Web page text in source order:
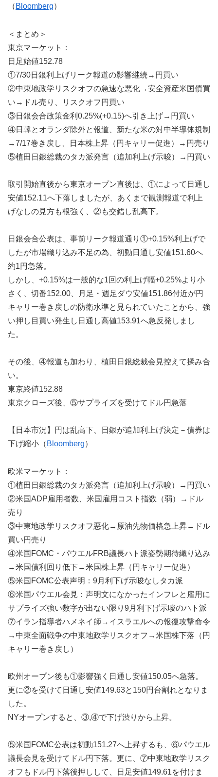
（ Bloomberg）
＜まとめ＞
東京マーケット：
日足始値152.78
①7/30日銀利上げリーク報道の影響継続→円買い
②中東地政学リスクオフの急速な悪化→安全資産米国債買
い→ドル売り、リスクオフ円買い
③日銀会合政策金利0.25%(+0.15)へ引き上げ→円買い
④日韓とオランダ除外と報道、新たな米の対中半導体規制
→7/17巻き戻し、日本株上昇（円キャリー促進）→円売り
⑤植田日銀総裁のタカ派発言（追加利上げ示唆）→円買い
取引開始直後から東京オープン直後は、①によって日通し
安値152.11へ下落しましたが、あくまで観測報道で利上
げなしの見方も根強く、②も交錯し乱高下。
日銀会合公表は、事前リーク報道通り①+0.15%利上げで
したが市場織り込み不足の為、初動日通し安値151.60へ
約1円急落。
しかし、+0.15%は一般的な1回の利上げ幅+0.25%より小
さく、切番152.00、月足・週足ダウ安値151.86付近が円
キャリー巻き戻しの防衛水準と見られていたことから、強
い押し目買い発生し日通し高値153.91へ急反発しまし
た。
その後、④報道も加わり、植田日銀総裁会見控えて揉み合
い。
東京終値152.88
東京クローズ後、⑤サプライズを受けてドル円急落
【日本市況】円は乱高下、日銀が追加利上げ決定－債券は
下げ縮小（ Bloomberg）
欧米マーケット：
①植田日銀総裁のタカ派発言（追加利上げ示唆）→円買い
②米国ADP雇用者数、米国雇用コスト指数（弱）→ドル
売り
③中東地政学リスクオフ悪化→原油先物価格急上昇→ドル
買い円売り
④米国FOMC・パウエルFRB議長ハト派姿勢期待織り込み
→米国債利回り低下→米国株上昇（円キャリー促進）
⑤米国FOMC公表声明：9月利下げ示唆なしタカ派
⑥米国パウエル会見：声明文になかったインフレと雇用に
サプライズ強い数字が出ない限り9月利下げ示唆のハト派
⑦イラン指導者ハメネイ師→イスラエルへの報復攻撃命令
→中東全面戦争の中東地政学リスクオフ→米国株下落（円
キャリー巻き戻し）
欧州オープン後も①影響強く日通し安値150.05へ急落。
更に②を受けて日通し安値149.63と150円台割れとなりま
した。
NYオープンすると、③,④で下げ渋りから上昇。
⑤米国FOMC公表は初動151.27へ上昇するも、⑥パウエル
議長会見を受けてドル円下落。更に、⑦中東地政学リスク
オフもドル円下落後押しして、日足安値149.61を付けま